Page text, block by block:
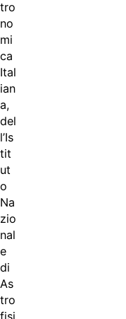
tro
no
mi
ca
Ital
ian
a,
del
l’Is
tit
ut
o
Na
zio
nal
e
di
As
tro